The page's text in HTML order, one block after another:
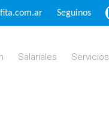
Seguinos
Salariales Servicios